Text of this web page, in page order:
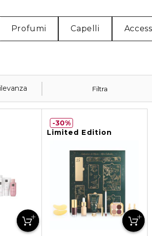
Profumi Capelli
Filtra
Limited Edition
30%